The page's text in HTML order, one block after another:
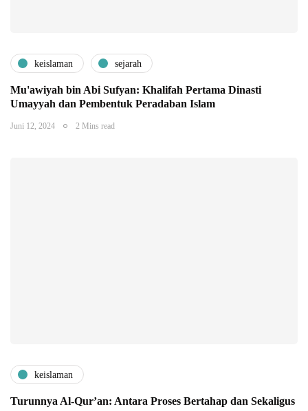
keislaman sejarah
Mu'awiyah bin Abi Sufyan: Khalifah Pertama Dinasti
Umayyah dan Pembentuk Peradaban Islam
Juni 12, 2024 2 Mins read
keislaman
Turunnya Al-Qur’an: Antara Proses Bertahap dan Sekaligus